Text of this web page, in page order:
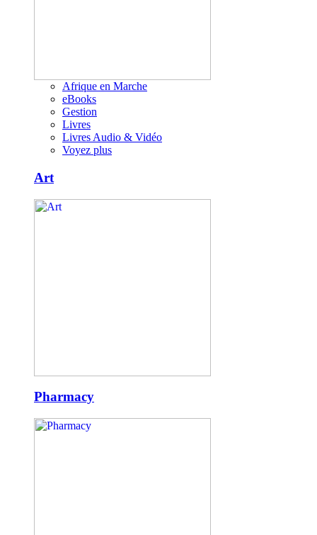
Afrique en Marche
eBooks
Gestion
Livres
Livres Audio & Vidéo
Voyez plus
Art
Pharmacy